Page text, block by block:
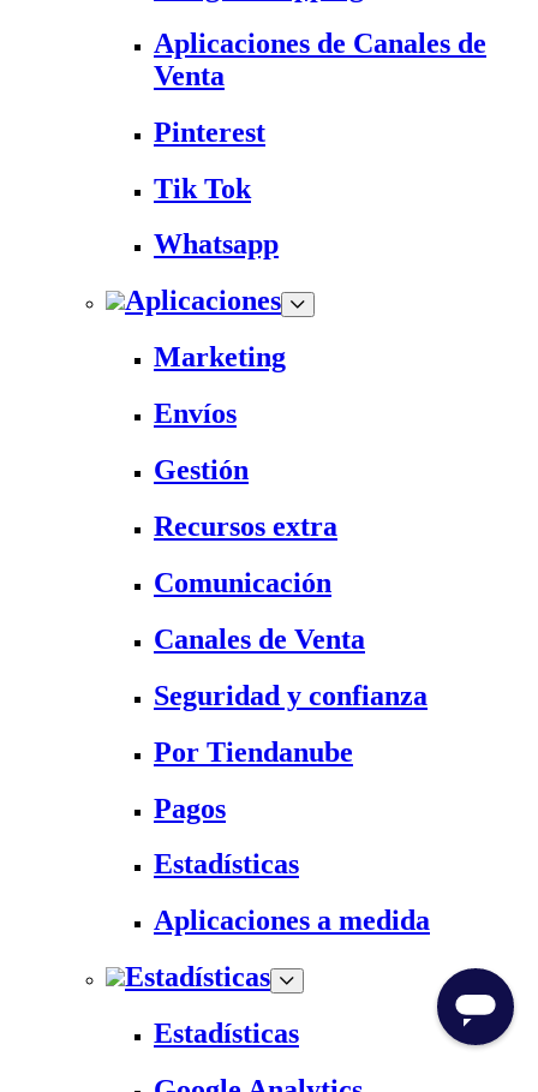
Aplicaciones de Canales de
Venta
Pinterest
Tik Tok
Whatsapp
Aplicaciones
Marketing
Envíos
Gestión
Recursos extra
Comunicación
Canales de Venta
Seguridad y confianza
Por Tiendanube
Pagos
Estadísticas
Aplicaciones a medida
Estadísticas
Estadísticas